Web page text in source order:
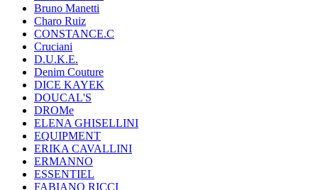
Bruno Manetti
Charo Ruiz
CONSTANCE.C
Cruciani
D.U.K.E.
Denim Couture
DICE KAYEK
DOUCAL'S
DROMe
ELENA GHISELLINI
EQUIPMENT
ERIKA CAVALLINI
ERMANNO
ESSENTIEL
FABIANO RICCI